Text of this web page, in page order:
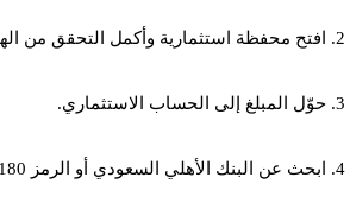
افتح محفظة استثمارية وأكمل التحقق من
حوّل المبلغ إلى الحساب الاستثماري.
ابحث عن البنك الأهلي السعودي أو الرمز 1180.